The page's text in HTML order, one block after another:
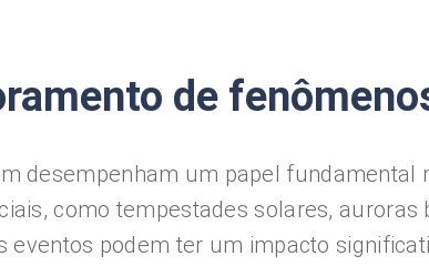
de
desempenham um papel fundamental
como tempestades solares, auroras
eventos podem ter um impacto